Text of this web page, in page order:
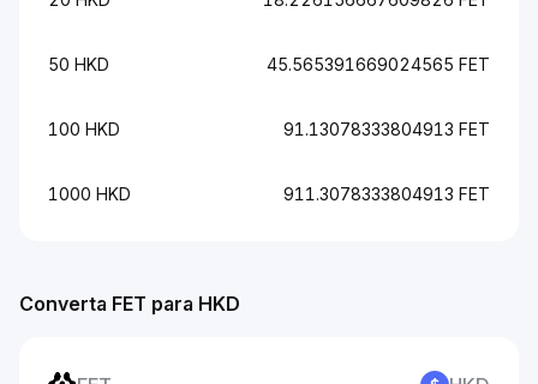
Converta FET para HKD
50 HKD 45.565391669024565 FET
100 HKD 91.13078333804913 FET
1000 HKD 911.3078333804913 FET